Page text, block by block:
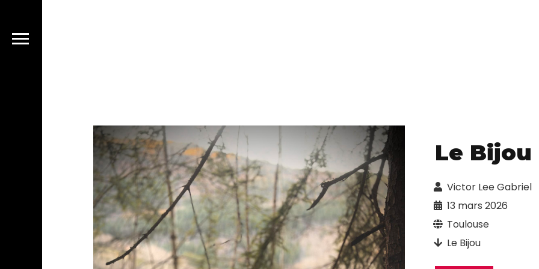
Le Bijou
Victor Lee Gabriel
13 mars 2026
Toulouse
Le Bijou